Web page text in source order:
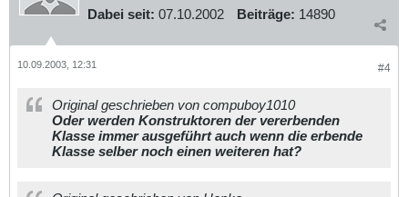
Dabei seit: 07.10.2002 Beiträge: 14890
#4
10.09.2003, 12:31
Original geschrieben von compuboy1010
Oder werden Konstruktoren der vererbenden
Klasse immer ausgeführt auch wenn die erbende
Klasse selber noch einen weiteren hat?